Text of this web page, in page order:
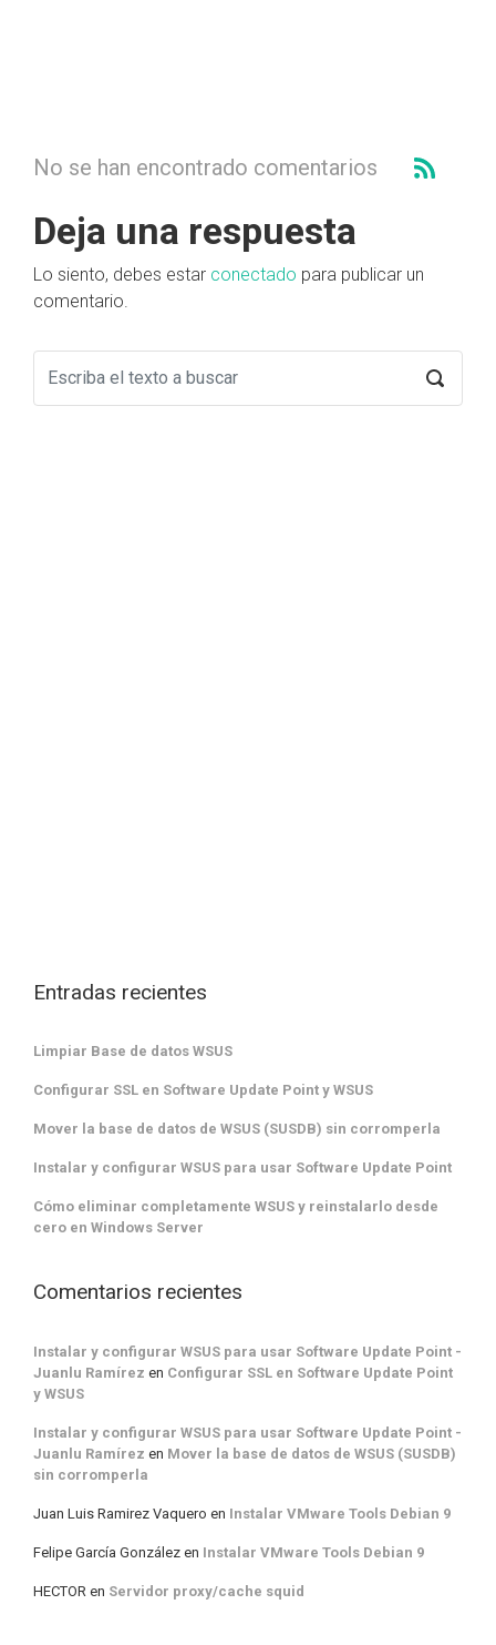
No se han encontrado comentarios
Deja una respuesta
Lo siento, debes estar conectado para publicar un
comentario.
Entradas recientes
Limpiar Base de datos WSUS
Configurar SSL en Software Update Point y WSUS
Mover la base de datos de WSUS (SUSDB) sin corromperla
Instalar y configurar WSUS para usar Software Update Point
Cómo eliminar completamente WSUS y reinstalarlo desde
cero en Windows Server
Comentarios recientes
Instalar y configurar WSUS para usar Software Update Point -
Juanlu Ramírez en Configurar SSL en Software Update Point
y WSUS
Instalar y configurar WSUS para usar Software Update Point -
Juanlu Ramírez en Mover la base de datos de WSUS (SUSDB)
sin corromperla
Juan Luis Ramirez Vaquero en Instalar VMware Tools Debian 9
Felipe García González en Instalar VMware Tools Debian 9
HECTOR en Servidor proxy/cache squid